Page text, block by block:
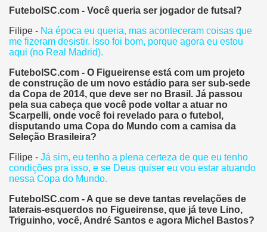
FutebolSC.com - Você queria ser jogador de futsal?
Filipe - Na época eu queria, mas aconteceram coisas que
me fizeram desistir. Isso foi bom, porque agora eu estou
aqui (no Real Madrid).
FutebolSC.com - O Figueirense está com um projeto
de construção de um novo estádio para ser sub-sede
da Copa de 2014, que deve ser no Brasil. Já passou
pela sua cabeça que você pode voltar a atuar no
Scarpelli, onde você foi revelado para o futebol,
disputando uma Copa do Mundo com a camisa da
Seleção Brasileira?
Filipe - Já sim, eu tenho a plena certeza de que eu tenho
condições pra isso, e se Deus quiser eu vou estar atuando
nessa Copa do Mundo.
FutebolSC.com - A que se deve tantas revelações de
laterais-esquerdos no Figueirense, que já teve Lino,
Triguinho, você, André Santos e agora Michel Bastos?